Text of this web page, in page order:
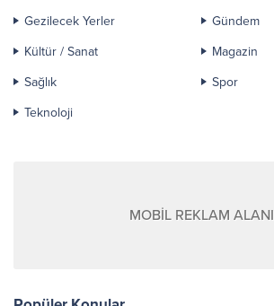
Gezilecek Yerler
Gündem
Kültür / Sanat
Magazin
Sağlık
Spor
Teknoloji
MOBİL REKLAM ALANI